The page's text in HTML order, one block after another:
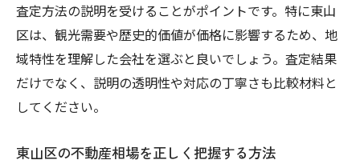
こまめな清掃・修繕で物件価値を高める
査定額や条件交渉で確認すべき注意点
不動産売却期間中も冷静な判断を心がけよ
う
東山区特有のリスク回避策を徹底解説
不動産売却時に注意すべき地域リスク一覧
査定方法の説明を受けることがポイントです。特に東山
区は、観光需要や歴史的価値が価格に影響するため、地
域特性を理解した会社を選ぶと良いでしょう。査定結果
だけでなく、説明の透明性や対応の丁寧さも比較材料と
してください。
東山区の不動産相場を正しく把握する方法